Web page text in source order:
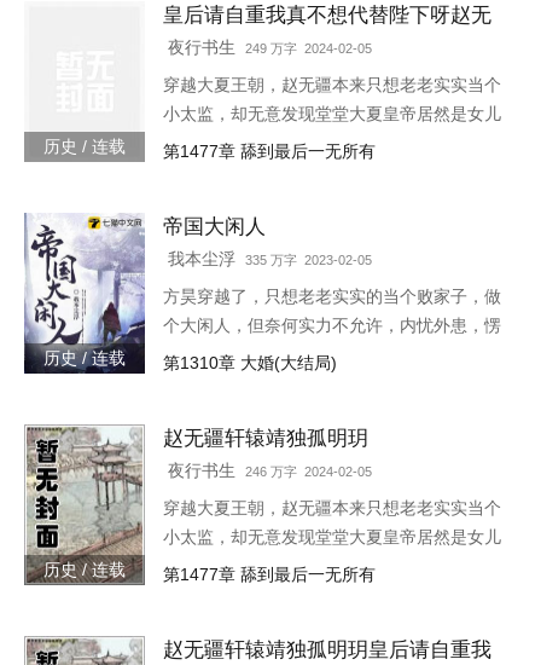
历史 / 连载
皇后请自重我真不想代替陛下呀赵无
疆轩辕靖独孤明玥
夜行书生 249 万字 2024-02-05
穿越大夏王朝，赵无疆本来只想老老实实当个
小太监，却无意发现堂堂大夏皇帝居然是女儿
身！“大胆奴才，竟然还没净身，朕诛你九
“陛下，本宫来侍寝。”女皇帝情急之下连忙吹
灭灯火，“小赵子，你替朕伺候皇后，以后便是
朕的心腹！”
第1477章 舔到最后一无所有
历史 / 连载
帝国大闲人
我本尘浮 335 万字 2023-02-05
方昊穿越了，只想老老实实的当个败家子，做
个大闲人，但奈何实力不允许，内忧外患，愣
是把一个败家子逼成了救世主，无所不能！种
第1310章 大婚(大结局)
历史 / 连载
赵无疆轩辕靖独孤明玥
夜行书生 246 万字 2024-02-05
穿越大夏王朝，赵无疆本来只想老老实实当个
小太监，却无意发现堂堂大夏皇帝居然是女儿
身！“大胆奴才，竟然还没净身，朕诛你九
“陛下，本宫来侍寝。”女皇帝情急之下连忙吹
第1477章 舔到最后一无所有
赵无疆轩辕靖独孤明玥皇后请自重我